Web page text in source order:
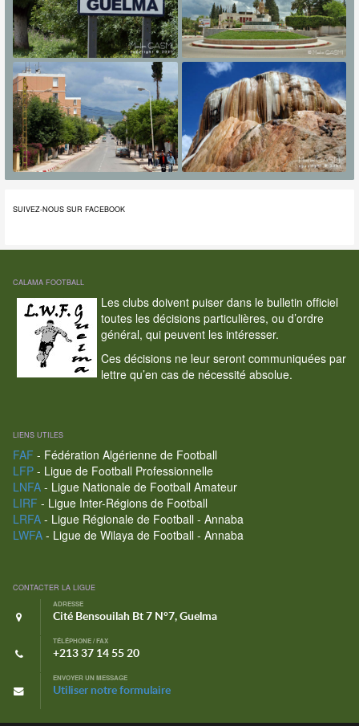
SUIVEZ-NOUS SUR FACEBOOK
CALAMA FOOTBALL
Les clubs doivent puiser dans le bulletin officiel
toutes les décisions particulières, ou d’ordre
général, qui peuvent les intéresser.
Ces décisions ne leur seront communiquées par
lettre qu’en cas de nécessité absolue.
LIENS UTILES
FAF - Fédération Algérienne de Football
LFP- Ligue de Football Professionnelle
LNFA- Ligue Nationale de Football Amateur
LIRF - Ligue Inter-Régions de Football
LRFA- Ligue Régionale de Football - Annaba
LWFA- Ligue de Wilaya de Football - Annaba
CONTACTER LA LIGUE
ADRESSE
Cité Bensouilah Bt 7 N°7, Guelma
TÉLÉPHONE / FAX
+213 37 14 55 20
ENVOYER UN MESSAGE
Utiliser notre formulaire